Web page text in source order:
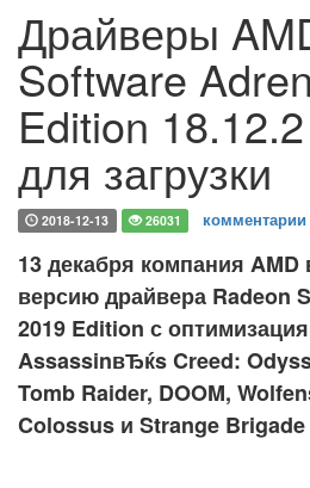
Драйверы
Software
Edition
для загрузки
2018-12-13 26031 комментарии
13 декабря компания
версию драйвера Radeon
2019 Edition с
AssassinвЂќs Creed:
Tomb Raider, DOOM,
Colossus и Strange Brigade